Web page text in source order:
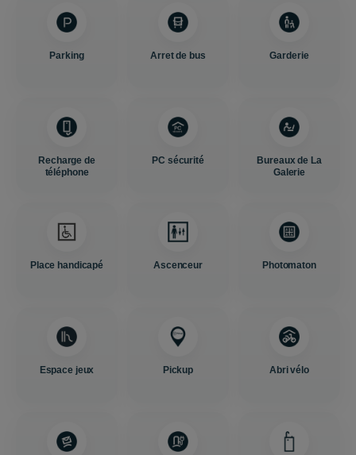
Parking Arret de bus Garderie
Recharge de
téléphone
PC sécurité
Bureaux de La
Galerie
Place handicapé Ascenceur Photomaton
Espace jeux Pickup Abri vélo